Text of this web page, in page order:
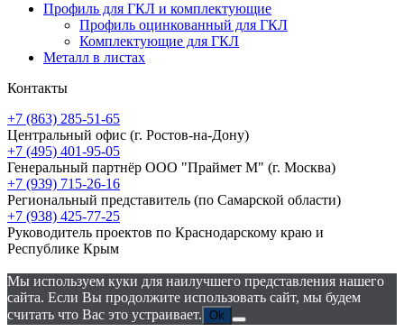
Профиль для ГКЛ и комплектующие
Профиль оцинкованный для ГКЛ
Комплектующие для ГКЛ
Металл в листах
Контакты
+7 (863) 285-51-65
Центральный офис (г. Ростов-на-Дону)
+7 (495) 401-95-05
Генеральный партнёр ООО "Праймет М" (г. Москва)
+7 (939) 715-26-16
Региональный представитель (по Самарской области)
+7 (938) 425-77-25
Руководитель проектов по Краснодарскому краю и
Республике Крым
Мы используем куки для наилучшего представления нашего
сайта. Если Вы продолжите использовать сайт, мы будем
считать что Вас это устраивает. Ok